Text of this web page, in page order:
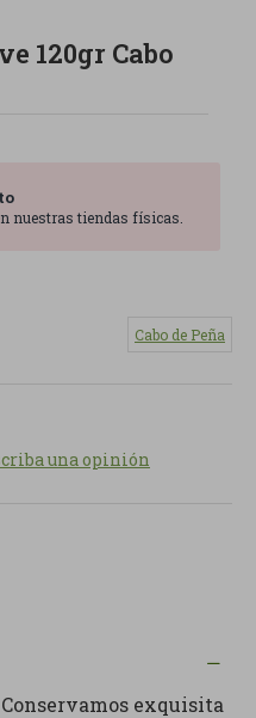
120gr Cabo
nuestras tiendas físicas.
Cabo de Peña
una opinión
exquisita